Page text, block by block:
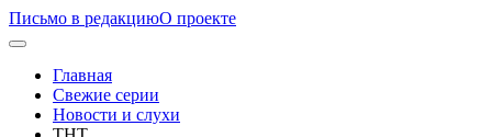
Письмо в редакциюО проекте
Главная
Свежие серии
Новости и слухи